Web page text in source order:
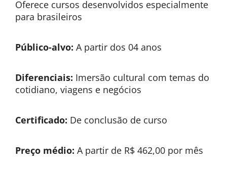
Oferece cursos desenvolvidos especialmente
para brasileiros
Público-alvo: A partir dos 04 anos
Diferenciais: Imersão cultural com temas do
cotidiano, viagens e negócios
Certificado: De conclusão de curso
Preço médio: A partir de R$ 462,00 por mês